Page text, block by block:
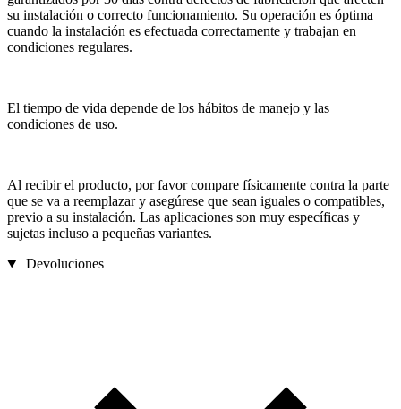
su instalación o correcto funcionamiento. Su operación es óptima
cuando la instalación es efectuada correctamente y trabajan en
condiciones regulares.
El tiempo de vida depende de los hábitos de manejo y las
condiciones de uso.
Al recibir el producto, por favor compare físicamente contra la parte
que se va a reemplazar y asegúrese que sean iguales o compatibles,
previo a su instalación. Las aplicaciones son muy específicas y
sujetas incluso a pequeñas variantes.
Devoluciones